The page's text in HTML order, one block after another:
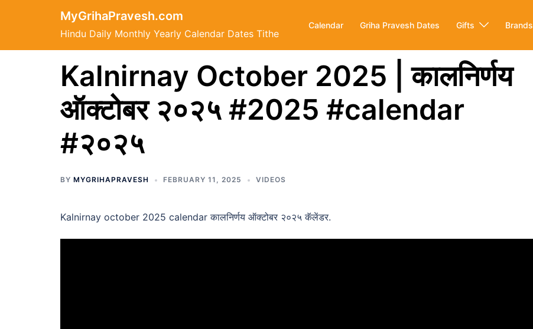
MyGrihaPravesh.com
Hindu Daily Monthly Yearly Calendar Dates Tithe
Calendar Griha Pravesh Dates Gifts Brands
Kalnirnay October 2025 | कालनिर्णय
ऑक्टोबर २०२५ #2025 #calendar
#२०२५
BY MYGRIHAPRAVESH FEBRUARY 11, 2025 VIDEOS
Kalnirnay october 2025 calendar कालनिर्णय ऑक्टोबर २०२५ कॅलेंडर.